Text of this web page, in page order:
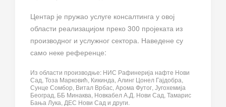
Центар је пружао услуге консалтинга у овој
области реализацијом преко 300 пројеката из
производног и услужног сектора. Наведене су
само неке референце:
Из области производње: НИС Рафинерија нафте Нови
Сад, Тоза Марковић, Кикинда, Алинг Цонел Гајдобра,
Сунце Сомбор, Витал Врбас, Арома Футог, Југохемија
Београд, ББ Минаква, Новкабел А.Д. Нови Сад, Тамарис
Бања Лука, ДЕС Нови Сад и други.